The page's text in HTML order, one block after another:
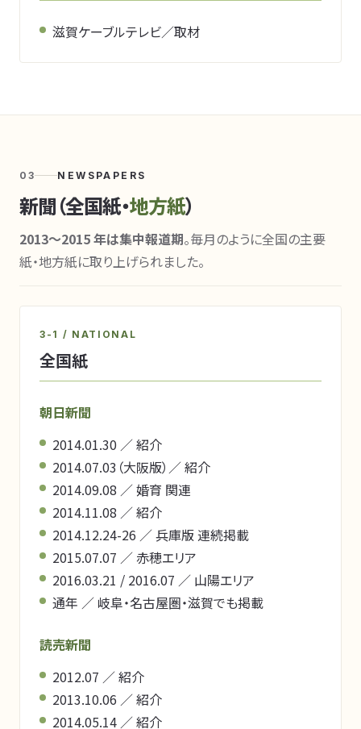
滋賀ケーブルテレビ／取材
03 NEWSPAPERS
新聞（全国紙・地方紙）
2013〜2015 年は集中報道期。毎月のように全国の主要
紙・地方紙に取り上げられました。
3-1 / NATIONAL
全国紙
朝日新聞
2014.01.30 ／ 紹介
2014.07.03（大阪版）／ 紹介
2014.09.08 ／ 婚育 関連
2014.11.08 ／ 紹介
2014.12.24-26 ／ 兵庫版 連続掲載
2015.07.07 ／ 赤穂エリア
2016.03.21 / 2016.07 ／ 山陽エリア
通年 ／ 岐阜・名古屋圏・滋賀でも掲載
読売新聞
2012.07 ／ 紹介
2013.10.06 ／ 紹介
2014.05.14 ／ 紹介